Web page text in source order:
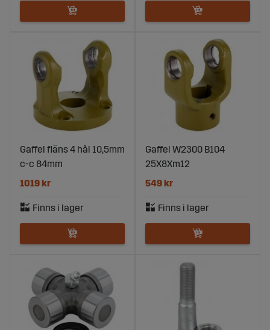
Gaffel fläns 4 hål 10,5mm
c-c 84mm
1019 kr
Gaffel W2300 B104
25X8Xm12
549 kr